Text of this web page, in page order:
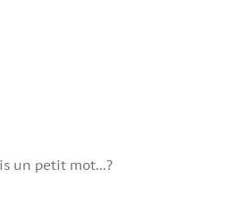
un petit mot...?